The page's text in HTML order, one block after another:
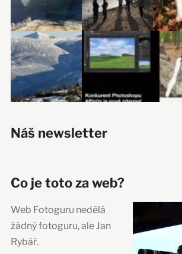
Náš newsletter
Co je toto za web?
Web Fotoguru nedělá
žádný fotoguru, ale Jan
Rybář.